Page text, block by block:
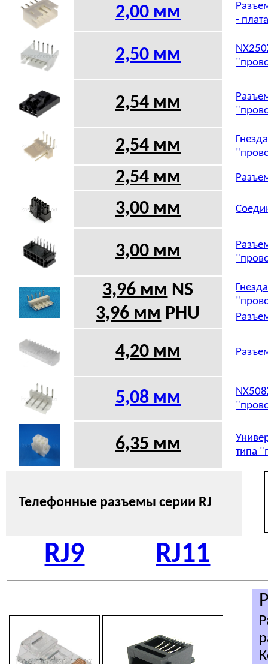
2,00 мм
-
2,50 мм
2,54 мм
2,54 мм
2,54 мм
3,00 мм
3,00 мм
3,96 мм NS
3,96 мм PHU
4,20 мм
5,08 мм
6,35 мм
типа
Телефонные разъемы серии RJ
RJ9 RJ11